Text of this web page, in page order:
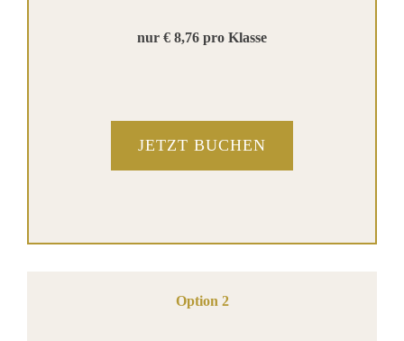
nur € 8,76 pro Klasse
JETZT BUCHEN
Option 2